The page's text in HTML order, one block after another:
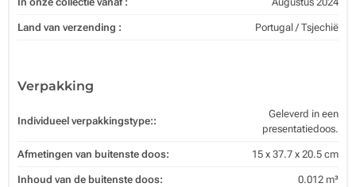
Land van verzending : Portugal / Tsjechië
Verpakking
Individueel verpakkingstype::
Geleverd in een
presentatiedoos.
Afmetingen van buitenste doos: 15 x 37.7 x 20.5 cm
Inhoud van de buitenste doos: 0.012 m³